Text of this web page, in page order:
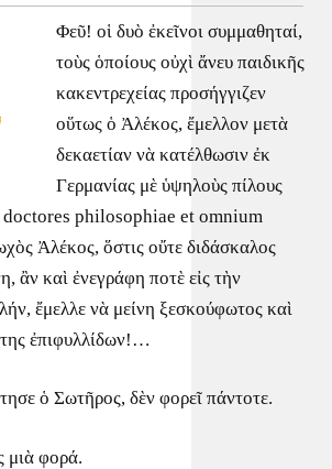
Φεῦ! οἱ δυὸ ἐκεῖνοι συμμαθηταί,
τοὺς ὁποίους οὐχὶ ἄνευ παιδικῆς
κακεντρεχείας προσήγγιζεν
οὕτως ὁ Ἀλέκος, ἔμελλον μετὰ
δεκαετίαν νὰ κατέλθωσιν ἐκ
Γερμανίας μὲ ὑψηλοὺς πίλους
doctores philosophiae et omnium
Ἀλέκος, ὅστις οὔτε διδάσκαλος
ἂν καὶ ἐνεγράφη ποτὲ εἰς τὴν
ἔμελλε νὰ μείνη ξεσκούφωτος καὶ
ἐπιφυλλίδων!…
ὁ Σωτῆρος, δὲν φορεῖ πάντοτε.
μιὰ φορά.